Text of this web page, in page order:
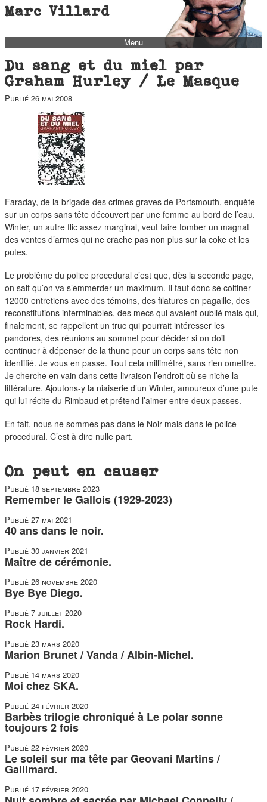
Marc Villard
Menu
biblio
famille
blog
short stories
Du sang et du miel par
Graham Hurley / Le Masque
Publié 26 mai 2008
Faraday, de la brigade des crimes graves de Portsmouth, enquète
sur un corps sans tête découvert par une femme au bord de l’eau.
Winter, un autre flic assez marginal, veut faire tomber un magnat
des ventes d’armes qui ne crache pas non plus sur la coke et les
putes.
Le problême du police procedural c’est que, dès la seconde page,
on sait qu’on va s’emmerder un maximum. Il faut donc se coltiner
12000 entretiens avec des témoins, des filatures en pagaille, des
reconstitutions interminables, des mecs qui avaient oublié mais qui,
finalement, se rappellent un truc qui pourrait intéresser les
pandores, des réunions au sommet pour décider si on doit
continuer à dépenser de la thune pour un corps sans tête non
identifié. Je vous en passe. Tout cela millimétré, sans rien omettre.
Je cherche en vain dans cette livraison l’endroit où se niche la
littérature. Ajoutons-y la niaiserie d’un Winter, amoureux d’une pute
qui lui récite du Rimbaud et prétend l’aimer entre deux passes.
En fait, nous ne sommes pas dans le Noir mais dans le police
procedural. C’est à dire nulle part.
On peut en causer
Publié 18 septembre 2023
Remember le Gallois (1929-2023)
Publié 27 mai 2021
40 ans dans le noir.
Publié 30 janvier 2021
Maître de cérémonie.
Publié 26 novembre 2020
Bye Bye Diego.
Publié 7 juillet 2020
Rock Hardi.
Publié 23 mars 2020
Marion Brunet / Vanda / Albin-Michel.
Publié 14 mars 2020
Moi chez SKA.
Publié 24 février 2020
Barbès trilogie chroniqué à Le polar sonne
toujours 2 fois
Publié 22 février 2020
Le soleil sur ma tête par Geovani Martins /
Gallimard.
Publié 17 février 2020